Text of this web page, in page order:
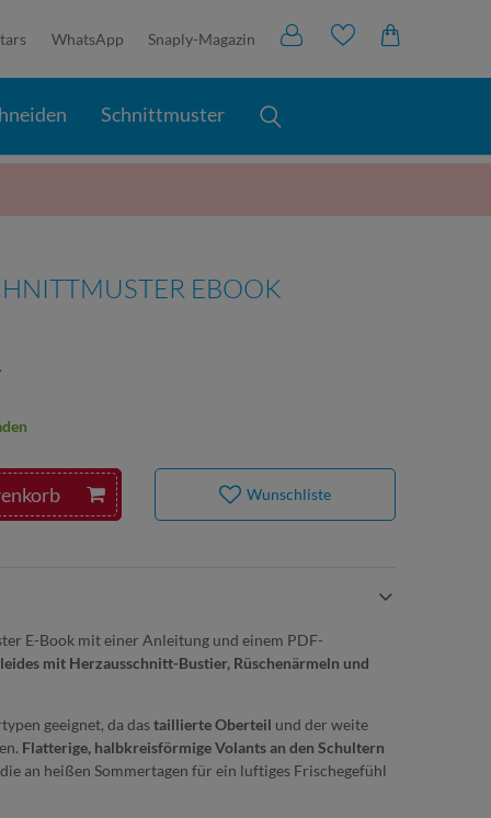
WhatsApp Snaply-Magazin
Schnittmuster
EBOOK
Wunschliste
E-Book mit einer Anleitung und einem PDF-
mit Herzausschnitt-Bustier, Rüschenärmeln und
geeignet, da dastaillierte Oberteil und der weite
Flatterige, halbkreisförmige Volants an den Schultern
an heißen Sommertagen für ein luftiges Frischegefühl